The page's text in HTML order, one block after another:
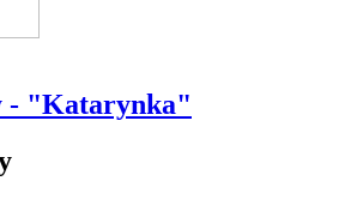
- "Katarynka"